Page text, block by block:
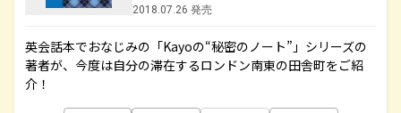
2018.07.26 発売
英会話本でおなじみの「Kayoの“秘密のノート”」シリーズの
著者が、今度は自分の滞在するロンドン南東の田舎町をご紹
介！